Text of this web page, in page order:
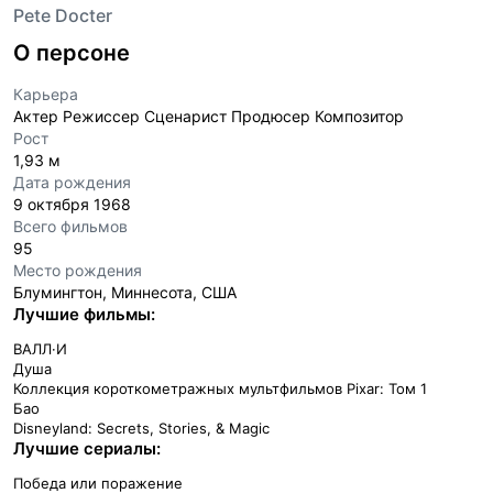
Pete Docter
О персоне
Карьера
Актер Режиссер Сценарист Продюсер Композитор
Рост
1,93 м
Дата рождения
9 октября 1968
Всего фильмов
95
Место рождения
Блумингтон, Миннесота, США
Лучшие фильмы:
ВАЛЛ·И
Душа
Коллекция короткометражных мультфильмов Pixar: Том 1
Бао
Disneyland: Secrets, Stories, & Magic
Лучшие сериалы:
Победа или поражение